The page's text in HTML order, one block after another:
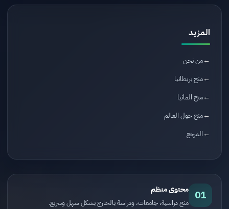
المزيد
من نحن
منح بريطانيا
منح المانيا
منح حول العالم
المرجع
01 محتوى منظم
منح دراسية، جامعات، ودراسة بالخارج بشكل سهل وسريع.